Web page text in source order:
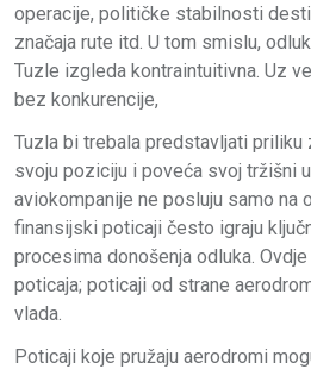
operacije, političke stabilnosti
značaja rute itd. U tom smislu,
Tuzle izgleda kontraintuitivna. Uz
bez konkurencije,
Tuzla bi trebala predstavljati priliku
svoju poziciju i poveća svoj tržišni
aviokompanije ne posluju samo na
finansijski poticaji često igraju
procesima donošenja odluka.
poticaja; poticaji od strane
vlada.
Poticaji koje pružaju aerodromi